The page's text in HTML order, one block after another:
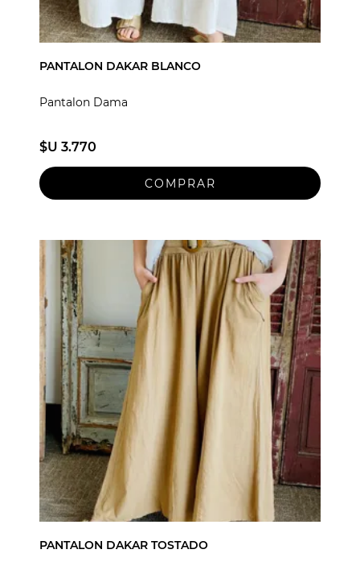
PANTALON DAKAR BLANCO
Pantalon Dama
$U 3.770
PANTALON DAKAR TOSTADO